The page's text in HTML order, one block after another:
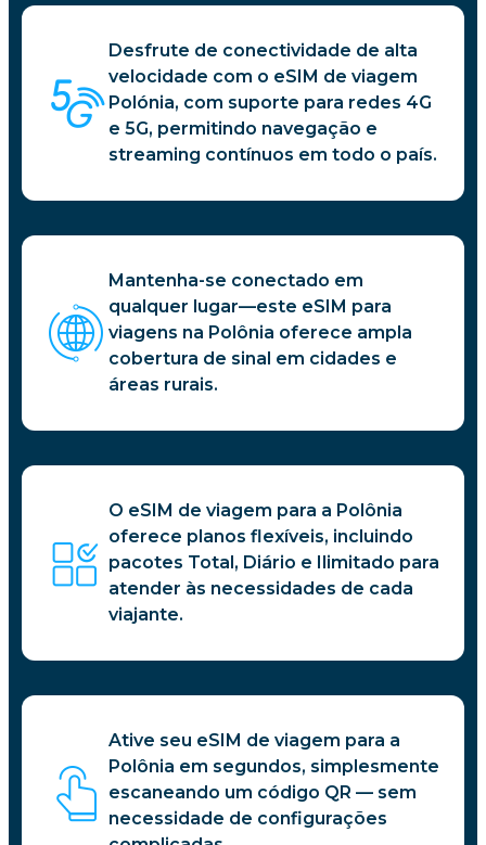
Desfrute de conectividade de alta
velocidade com o eSIM de viagem
Polónia, com suporte para redes 4G
e 5G, permitindo navegação e
streaming contínuos em todo o país.
Mantenha-se conectado em
qualquer lugar—este eSIM para
viagens na Polônia oferece ampla
cobertura de sinal em cidades e
áreas rurais.
O eSIM de viagem para a Polônia
oferece planos flexíveis, incluindo
pacotes Total, Diário e Ilimitado para
atender às necessidades de cada
viajante.
Ative seu eSIM de viagem para a
Polônia em segundos, simplesmente
escaneando um código QR — sem
necessidade de configurações